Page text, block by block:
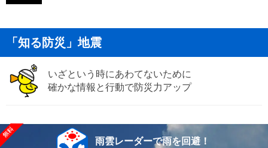
「知る防災」地震
いざという時にあわてないために
確かな情報と行動で防災力アップ
雨雲レーダーで雨を回避！